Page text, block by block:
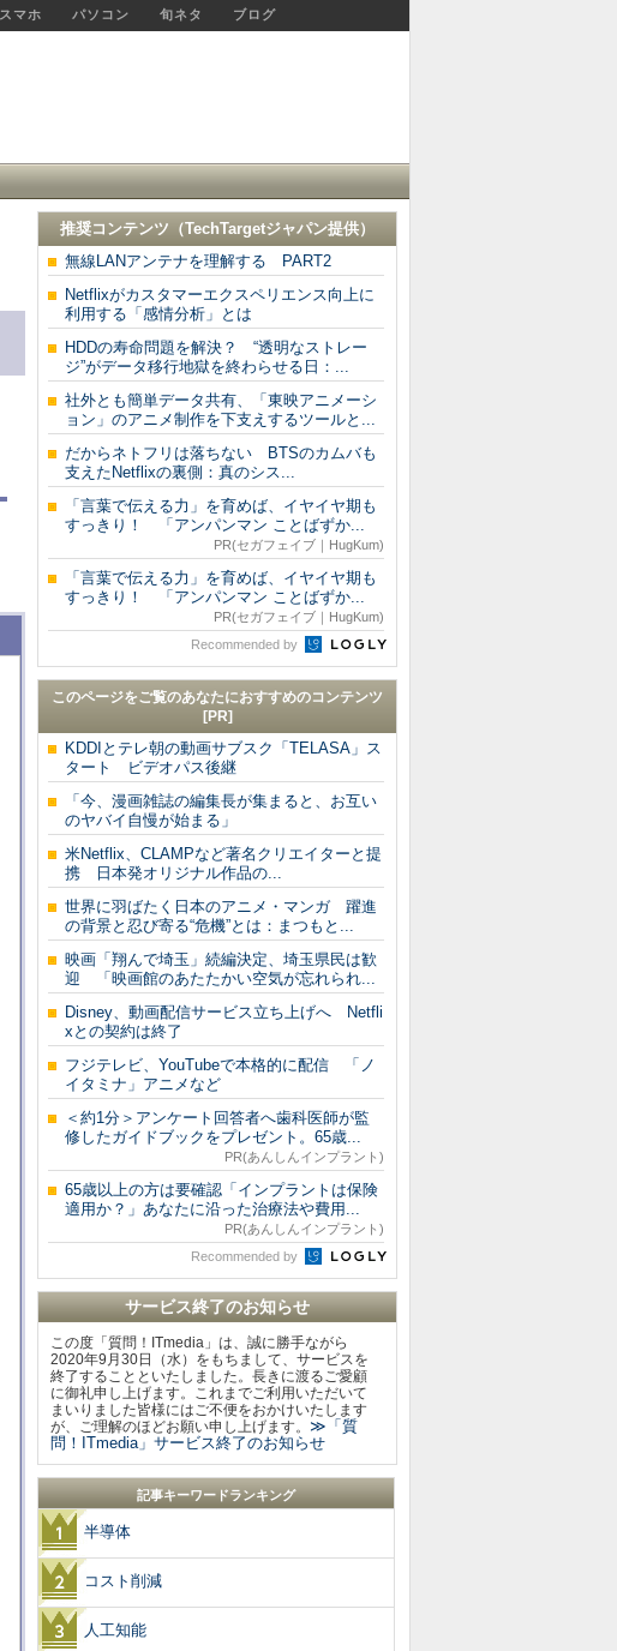
スマホ パソコン 旬ネタ ブログ
推奨コンテンツ（TechTargetジャパン提供）
無線LANアンテナを理解する PART2
Netflixがカスタマーエクスペリエンス向上に
利用する「感情分析」とは
HDDの寿命問題を解決？ “透明なストレー
ジ”がデータ移行地獄を終わらせる日：...
社外とも簡単データ共有、「東映アニメーシ
ョン」のアニメ制作を下支えするツールと...
だからネトフリは落ちない BTSのカムバも
支えたNetflixの裏側：真のシス...
「言葉で伝える力」を育めば、イヤイヤ期も
すっきり！ 「アンパンマン ことばずか...
PR(セガフェイブ｜HugKum)
「言葉で伝える力」を育めば、イヤイヤ期も
すっきり！ 「アンパンマン ことばずか...
PR(セガフェイブ｜HugKum)
Recommended by
このページをご覧のあなたにおすすめのコンテンツ
[PR]
KDDIとテレ朝の動画サブスク「TELASA」ス
タート ビデオパス後継
「今、漫画雑誌の編集長が集まると、お互い
のヤバイ自慢が始まる」
米Netflix、CLAMPなど著名クリエイターと提
携 日本発オリジナル作品の...
世界に羽ばたく日本のアニメ・マンガ 躍進
の背景と忍び寄る“危機”とは：まつもと...
映画「翔んで埼玉」続編決定、埼玉県民は歓
迎 「映画館のあたたかい空気が忘れられ...
Disney、動画配信サービス立ち上げへ Netfli
xとの契約は終了
フジテレビ、YouTubeで本格的に配信 「ノ
イタミナ」アニメなど
＜約1分＞アンケート回答者へ歯科医師が監
修したガイドブックをプレゼント。65歳...
PR(あんしんインプラント)
65歳以上の方は要確認「インプラントは保険
適用か？」あなたに沿った治療法や費用...
PR(あんしんインプラント)
Recommended by
サービス終了のお知らせ
この度「質問！ITmedia」は、誠に勝手ながら
2020年9月30日（水）をもちまして、サービスを
終了することといたしました。長きに渡るご愛顧
に御礼申し上げます。これまでご利用いただいて
まいりました皆様にはご不便をおかけいたします
が、ご理解のほどお願い申し上げます。 ≫「質
問！ITmedia」サービス終了のお知らせ
記事キーワードランキング
半導体
コスト削減
人工知能